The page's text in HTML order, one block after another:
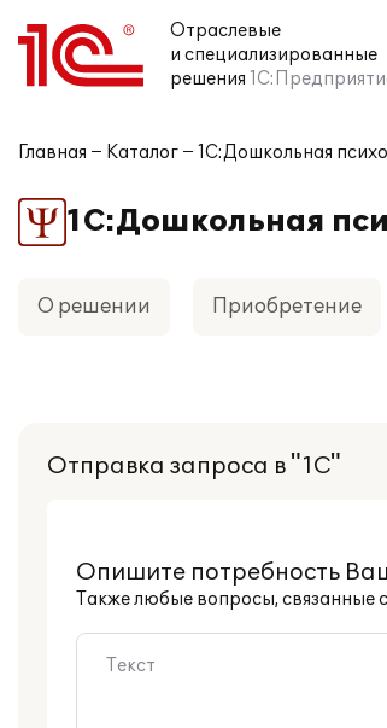
Отраслевые
и специализированные
решения
Главная Каталог 1С:Дошкольная
1С:Дошкольная
О решении Приобретение
Отправка запроса в "1С"
Опишите потребность
Также любые вопросы, связанные